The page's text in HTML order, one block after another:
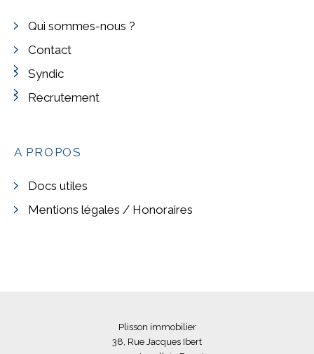
Qui sommes-nous ?
Contact
Syndic
Recrutement
A PROPOS
Docs utiles
Mentions légales / Honoraires
Plisson immobilier
38, Rue Jacques Ibert